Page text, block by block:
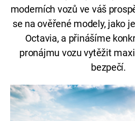
moderních vozů ve váš
se naověřené modely, jako je
Octavia, a přinášíme
pronájmu vozuvytěžit
bezpečí.